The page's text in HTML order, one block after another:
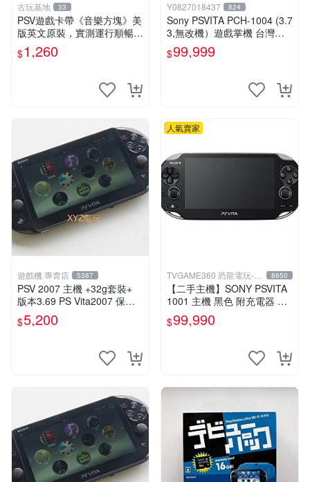
古玩基地 33
PSV遊戲卡帶《音樂方塊》美
版英文原裝，實測運行順暢，
圖示成色真實呈現，拍下即視
同確認。 音樂方塊 PSV 游戲
$1,260
Y0827018437 824
Sony PSVITA PCH-1004 (3.7
3,無改機）遊戲掌機 台灣公
司貨
$99,999
遊戲機 專賣店 5387
PSV 2007 主機 +32g套裝+
版本3.69 PS Vita2007 保修
一年 8成新
$5,200
人氣賣家
TVGAME360 恐龍電玩-台
中店
8650
【二手主機】SONY PSVITA
1001 主機 黑色 附充電器 US
B傳輸線 PS VITA PSV【台中
恐龍電玩】
$99,990